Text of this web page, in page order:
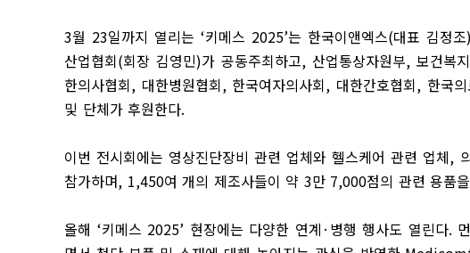
3월 23일까지 열리는 ‘키메스 2025’는 한국이앤엑스(대표 김정조)
산업협회(회장 김영민)가 공동주최하고, 산업통상자원부, 보건복
한의사협회, 대한병원협회, 한국여자의사회, 대한간호협회, 한국
및 단체가 후원한다.
이번 전시회에는 영상진단장비 관련 업체와 헬스케어 관련 업체,
참가하며, 1,450여 개의 제조사들이 약 3만 7,000점의 관련 용품
올해 ‘키메스 2025’ 현장에는 다양한 연계 · 병행 행사도 열린다.